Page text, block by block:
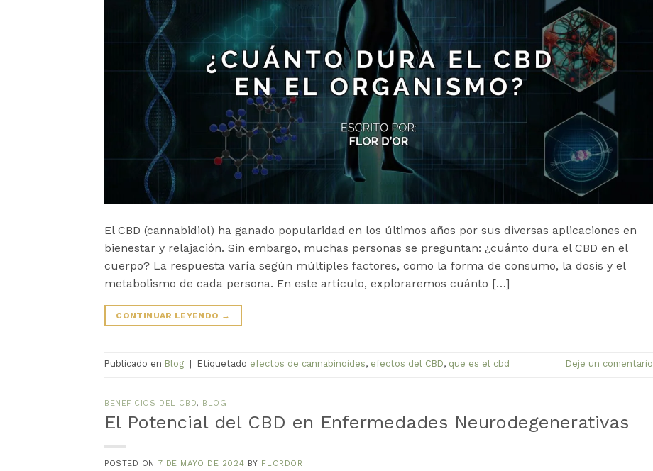
El CBD (cannabidiol) ha ganado popularidad en los últimos años por sus diversas aplicaciones en
bienestar y relajación. Sin embargo, muchas personas se preguntan: ¿cuánto dura el CBD en el
cuerpo? La respuesta varía según múltiples factores, como la forma de consumo, la dosis y el
metabolismo de cada persona. En este artículo, exploraremos cuánto […]
CONTINUAR LEYENDO →
Publicado en Blog Etiquetado efectos de cannabinoides, efectos del CBD, que es el cbd Deje un comentario
BENEFICIOS DEL CBD, BLOG
El Potencial del CBD en Enfermedades Neurodegenerativas
POSTED ON 7 DE MAYO DE 2024 BY FLORDOR